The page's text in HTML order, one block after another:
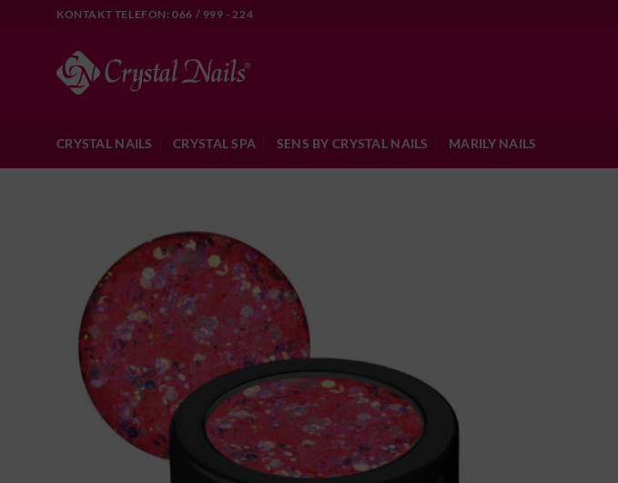
KONTAKT TELEFON: 066 / 999 - 224
CRYSTAL NAILS CRYSTAL SPA SENS BY CRYSTAL NAILS MARILY NAILS